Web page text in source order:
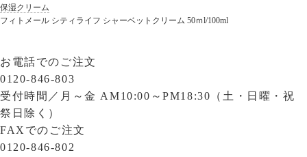
保湿クリーム
フィトメール シティライフ シャーベットクリーム 50ｍl/100ml
お電話でのご注文
0120-846-803
受付時間／ 月～金 AM10:00～PM18:30（土・日曜・祝
祭日除く）
FAXでのご注文
0120-846-802